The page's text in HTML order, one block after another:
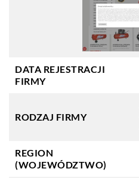
DATA REJESTRACJI
FIRMY
RODZAJ FIRMY
REGION
(WOJEWÓDZTWO)